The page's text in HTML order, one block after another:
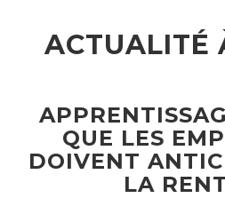
ACTUALITÉ
QUE LES
DOIVENT
LA